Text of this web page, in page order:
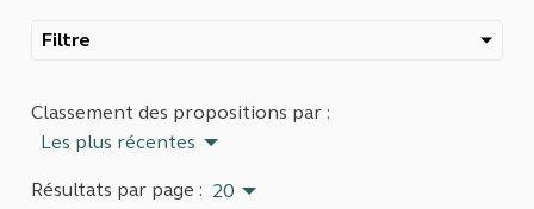
Filtre
Classement des propositions par :
Les plus récentes
Résultats par page : 20